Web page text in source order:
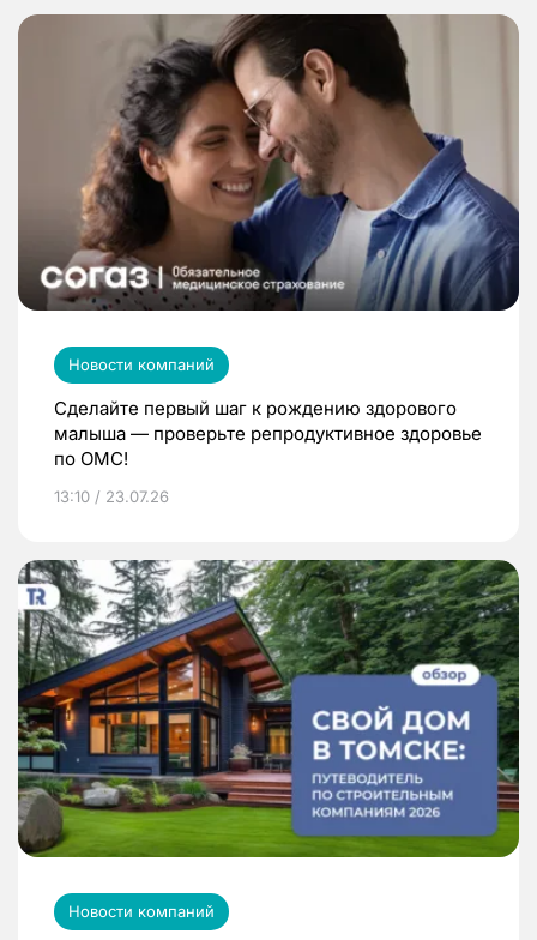
Новости компаний
Сделайте первый шаг к рождению здорового
малыша — проверьте репродуктивное здоровье
по ОМС!
13:10 / 23.07.26
Новости компаний